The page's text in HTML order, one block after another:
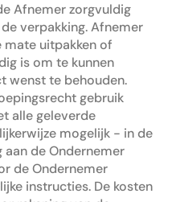
Afnemer zorgvuldig
verpakking. Afnemer
mate uitpakken of
is om te kunnen
wenst te behouden.
gebruik
alle geleverde
mogelijk - in de
de Ondernemer
de Ondernemer
instructies. De kosten